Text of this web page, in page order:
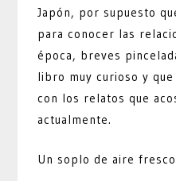
Japón, por supuesto
para conocer las
época, breves
libro muy curioso y
con los relatos que
actualmente.
Un soplo de aire